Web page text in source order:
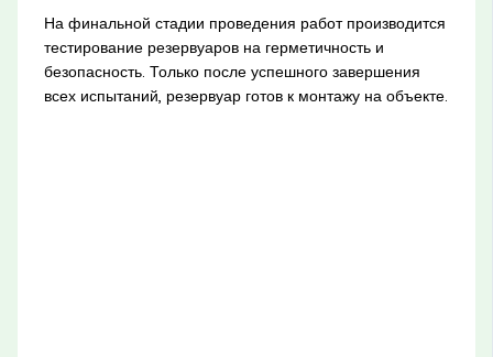
На финальной стадии проведения работ производится
тестирование резервуаров на герметичность и
безопасность. Только после успешного завершения
всех испытаний, резервуар готов к монтажу на объекте.